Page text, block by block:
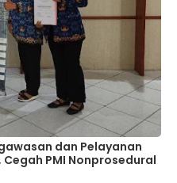
dan Pelayanan
PMI Nonprosedural